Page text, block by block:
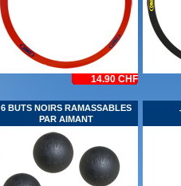
14.90 CHF
6 BUTS NOIRS RAMASSABLES
PAR AIMANT